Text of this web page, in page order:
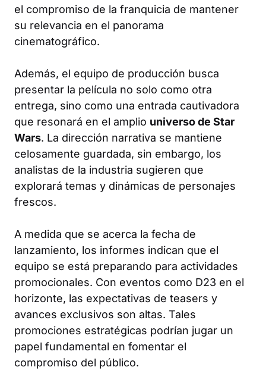
el compromiso de la franquicia de mantener
su relevancia en el panorama
cinematográfico.
Además, el equipo de producción busca
presentar la película no solo como otra
entrega, sino como una entrada cautivadora
que resonará en el amplio universo de Star
Wars. La dirección narrativa se mantiene
celosamente guardada, sin embargo, los
analistas de la industria sugieren que
explorará temas y dinámicas de personajes
frescos.
A medida que se acerca la fecha de
lanzamiento, los informes indican que el
equipo se está preparando para actividades
promocionales. Con eventos como D23 en el
horizonte, las expectativas de teasers y
avances exclusivos son altas. Tales
promociones estratégicas podrían jugar un
papel fundamental en fomentar el
compromiso del público.